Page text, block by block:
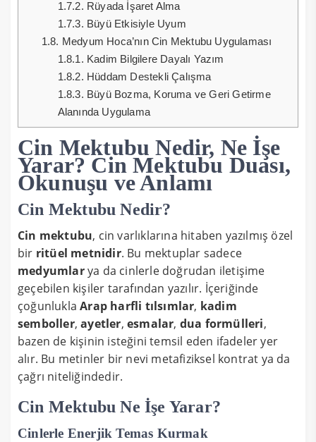
1.7.2. Rüyada İşaret Alma
1.7.3. Büyü Etkisiyle Uyum
1.8. Medyum Hoca’nın Cin Mektubu Uygulaması
1.8.1. Kadim Bilgilere Dayalı Yazım
1.8.2. Hüddam Destekli Çalışma
1.8.3. Büyü Bozma, Koruma ve Geri Getirme
Alanında Uygulama
Cin Mektubu Nedir, Ne İşe
Yarar? Cin Mektubu Duası,
Okunuşu ve Anlamı
Cin Mektubu Nedir?
Cin mektubu, cin varlıklarına hitaben yazılmış özel
bir ritüel metnidir. Bu mektuplar sadece
medyumlarya da cinlerle doğrudan iletişime
geçebilen kişiler tarafından yazılır. İçeriğinde
çoğunluklaArap harfli tılsımlar, kadim
semboller,ayetler,esmalar, dua formülleri,
bazen de kişinin isteğini temsil eden ifadeler yer
alır. Bu metinler bir nevi metafiziksel kontrat ya da
çağrı niteliğindedir.
Cin Mektubu Ne İşe Yarar?
Cinlerle Enerjik Temas Kurmak